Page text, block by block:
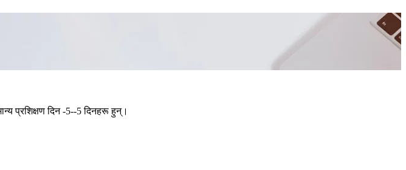
प्रशिक्षण दिन -5--5 दिनहरू हुन्।